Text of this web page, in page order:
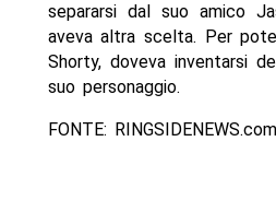
separarsi dal suo amico
aveva altra scelta. Per
Shorty, doveva inventarsi
suo personaggio.
FONTE: RINGSIDENEWS.com